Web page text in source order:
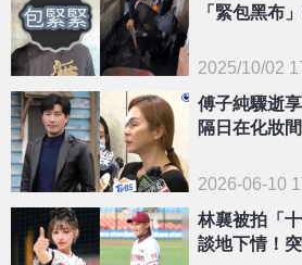
{PLAYICON}
「緊包黑布
2025/10/02
傅子純驟逝
隔日在化妝
2026-06-10
林襄被拍「
談地下情！